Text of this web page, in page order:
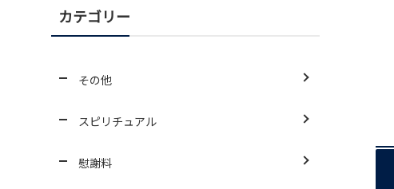
カテゴリー
その他
スピリチュアル
慰謝料